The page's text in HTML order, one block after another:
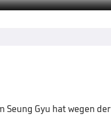
Seung Gyu hat wegen der